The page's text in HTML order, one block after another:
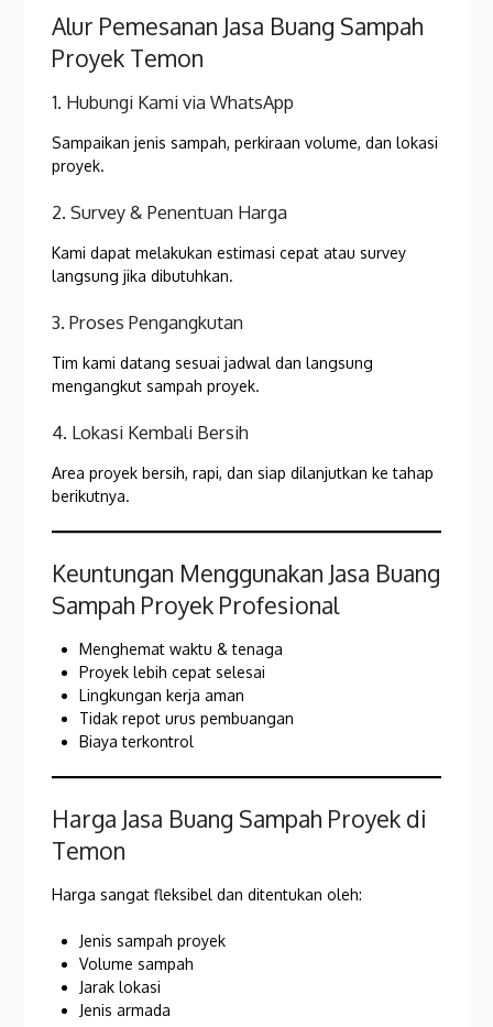
Alur Pemesanan Jasa Buang Sampah
Proyek Temon
1. Hubungi Kami via WhatsApp
Sampaikan jenis sampah, perkiraan volume, dan lokasi
proyek.
2. Survey & Penentuan Harga
Kami dapat melakukan estimasi cepat atau survey
langsung jika dibutuhkan.
3. Proses Pengangkutan
Tim kami datang sesuai jadwal dan langsung
mengangkut sampah proyek.
4. Lokasi Kembali Bersih
Area proyek bersih, rapi, dan siap dilanjutkan ke tahap
berikutnya.
Keuntungan Menggunakan Jasa Buang
Sampah Proyek Profesional
Menghemat waktu & tenaga
Proyek lebih cepat selesai
Lingkungan kerja aman
Tidak repot urus pembuangan
Biaya terkontrol
Harga Jasa Buang Sampah Proyek di
Temon
Harga sangat fleksibel dan ditentukan oleh:
Jenis sampah proyek
Volume sampah
Jarak lokasi
Jenis armada